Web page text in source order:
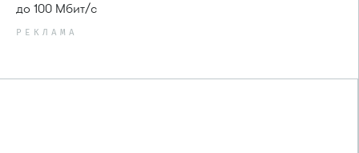
до 100 Мбит/с
РЕКЛАМА